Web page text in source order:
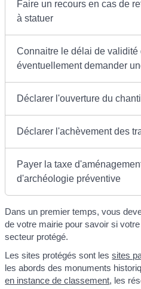
Faire un recours en cas de
à statuer
Connaitre le délai de validité
éventuellement demander
Déclarer l'ouverture du
Déclarer l'achèvement des
Payer la taxe
d'archéologie préventive
Dans un premier temps, vous
de votre mairie pour savoir si
secteur protégé.
Les sites protégés sont lessites
les abords des monuments
en instance de classement, les